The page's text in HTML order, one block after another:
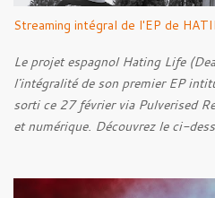
Streaming intégral de l'EP de
Le projet espagnol Hating Life
l'intégralité de son premier EP
sorti ce 27 février via Pulverised
et numérique. Découvrez le ci-
Rebellion Against The Vile 05.